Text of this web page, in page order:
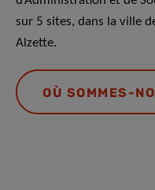
sur 5 sites, dans la ville
Alzette.
OÙ SOMMES-